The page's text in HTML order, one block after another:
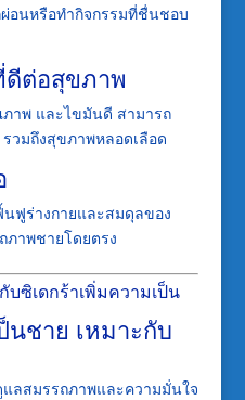
อนหรือทำกิจกรรมที่ชื่นชอบ
ดีต่อสุขภาพ
าพ และไขมันดี สามารถ
วมถึงสุขภาพหลอดเลือด
ฟูร่างกายและสมดุลของ
ภาพชายโดยตรง
บซิเดกร้าเพิ่มความเป็น
นชาย เหมาะกับ
ลสมรรถภาพและความมั่นใจ